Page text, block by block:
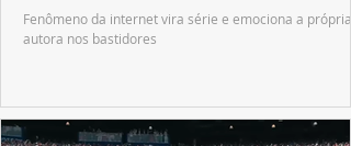
Fenômeno da internet vira série e emociona a própria
autora nos bastidores